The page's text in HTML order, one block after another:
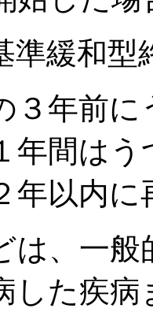
準緩和型
３年前
年間は
年以内
は、一
した疾